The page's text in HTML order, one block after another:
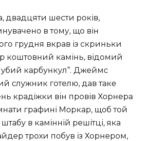
двадцяти шести років,
в тому, що він
грудня вкрав із скриньки
коштовний камінь, відомий
карбункул”. Джеймс
служник готелю, дав таке
крадіжки він провів Хорнера
графині Моркар, щоб той
в камінній решітці, яка
трохи побув із Хорнером,